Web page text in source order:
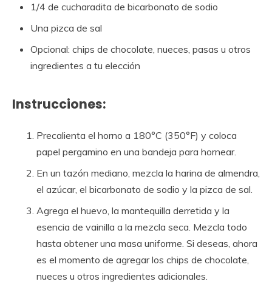
1/4 de cucharadita de bicarbonato de sodio
Una pizca de sal
Opcional: chips de chocolate, nueces, pasas u otros
ingredientes a tu elección
Instrucciones:
Precalienta el horno a 180°C (350°F) y coloca
papel pergamino en una bandeja para hornear.
En un tazón mediano, mezcla la harina de almendra,
el azúcar, el bicarbonato de sodio y la pizca de sal.
Agrega el huevo, la mantequilla derretida y la
esencia de vainilla a la mezcla seca. Mezcla todo
hasta obtener una masa uniforme. Si deseas, ahora
es el momento de agregar los chips de chocolate,
nueces u otros ingredientes adicionales.